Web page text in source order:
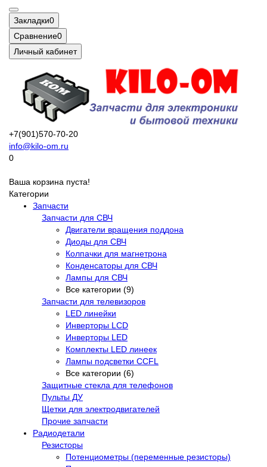
Закладки0
Сравнение0
Личный кабинет
+7(901)570-70-20
info@kilo-om.ru
0
Ваша корзина пуста!
Категории
Запчасти
Запчасти для СВЧ
Двигатели вращения поддона
Диоды для СВЧ
Колпачки для магнетрона
Конденсаторы для СВЧ
Лампы для СВЧ
Все категории (9)
Запчасти для телевизоров
LED линейки
Инверторы LCD
Инверторы LED
Комплекты LED линеек
Лампы подсветки CCFL
Все категории (6)
Защитные стекла для телефонов
Пульты ДУ
Щетки для электродвигателей
Прочие запчасти
Радиодетали
Резисторы
Потенциометры (переменные резисторы)